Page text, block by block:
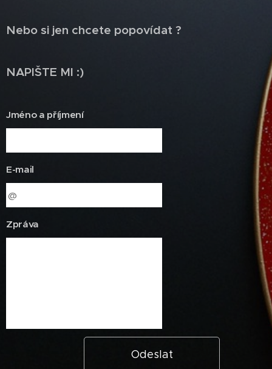
Nebo si jen chcete popovídat ?
NAPIŠTE MI :)
Jméno a příjmení
E-mail
Zpráva
Odeslat